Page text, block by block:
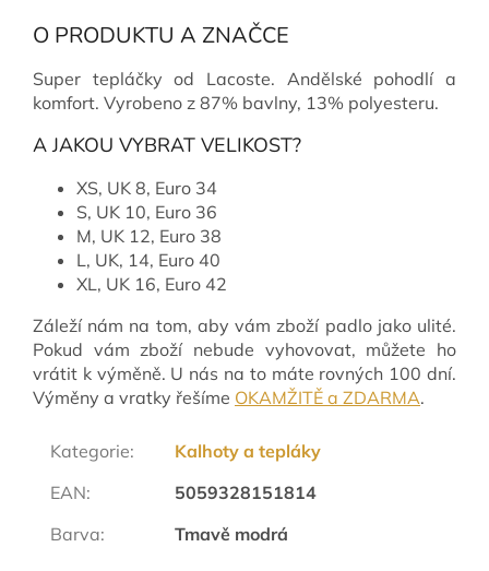
O PRODUKTU A ZNAČCE
Super tepláčky od Lacoste. Andělské pohodlí a
komfort. Vyrobeno z 87% bavlny, 13% polyesteru.
A JAKOU VYBRAT VELIKOST?
XS, UK 8, Euro 34
S, UK 10, Euro 36
M, UK 12, Euro 38
L, UK, 14, Euro 40
XL, UK 16, Euro 42
Záleží nám na tom, aby vám zboží padlo jako ulité.
Pokud vám zboží nebude vyhovovat, můžete ho
vrátit k výměně. U nás na to máte rovných 100 dní.
Výměny a vratky řešíme OKAMŽITĚ a ZDARMA.
Kategorie:
Kalhoty a tepláky
EAN:
5059328151814
Barva: Tmavě modrá